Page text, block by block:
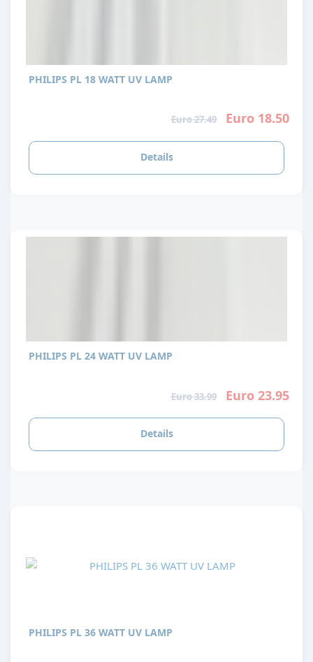
PHILIPS PL 18 WATT UV LAMP
Euro 27.49 Euro 18.50
Details
PHILIPS PL 24 WATT UV LAMP
Euro 33.99 Euro 23.95
Details
PHILIPS PL 36 WATT UV LAMP